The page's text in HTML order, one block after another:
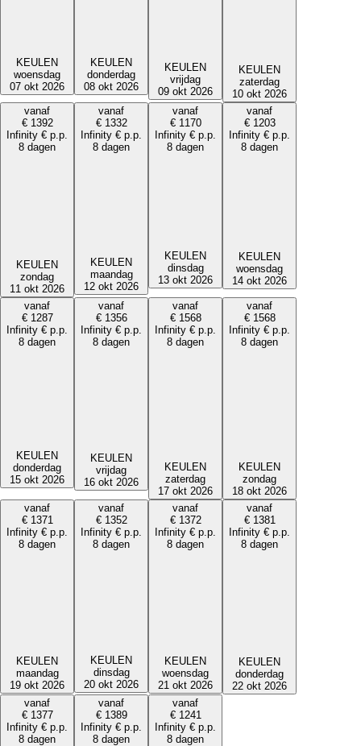
KEULEN
woensdag
07 okt 2026
KEULEN
donderdag
08 okt 2026
KEULEN
vrijdag
09 okt 2026
KEULEN
zaterdag
10 okt 2026
vanaf
€ 1392
Infinity € p.p.
8 dagen
KEULEN
zondag
11 okt 2026
vanaf
€ 1332
Infinity € p.p.
8 dagen
KEULEN
maandag
12 okt 2026
vanaf
€ 1170
Infinity € p.p.
8 dagen
KEULEN
dinsdag
13 okt 2026
vanaf
€ 1203
Infinity € p.p.
8 dagen
KEULEN
woensdag
14 okt 2026
vanaf
€ 1287
Infinity € p.p.
8 dagen
KEULEN
donderdag
15 okt 2026
vanaf
€ 1356
Infinity € p.p.
8 dagen
KEULEN
vrijdag
16 okt 2026
vanaf
€ 1568
Infinity € p.p.
8 dagen
KEULEN
zaterdag
17 okt 2026
vanaf
€ 1568
Infinity € p.p.
8 dagen
KEULEN
zondag
18 okt 2026
vanaf
€ 1371
Infinity € p.p.
8 dagen
KEULEN
maandag
19 okt 2026
vanaf
€ 1352
Infinity € p.p.
8 dagen
KEULEN
dinsdag
20 okt 2026
vanaf
€ 1372
Infinity € p.p.
8 dagen
KEULEN
woensdag
21 okt 2026
vanaf
€ 1381
Infinity € p.p.
8 dagen
KEULEN
donderdag
22 okt 2026
vanaf
€ 1377
Infinity € p.p.
8 dagen
vanaf
€ 1389
Infinity € p.p.
8 dagen
vanaf
€ 1241
Infinity € p.p.
8 dagen